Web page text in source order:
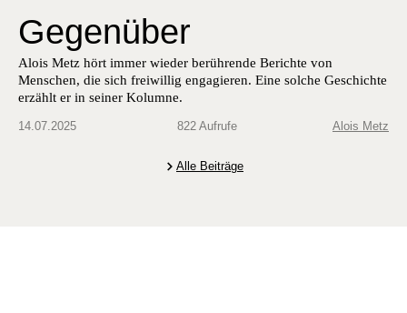
Gegenüber
Alois Metz hört immer wieder berührende Berichte von
Menschen, die sich freiwillig engagieren. Eine solche Geschichte
erzählt er in seiner Kolumne.
14.07.2025 822 Aufrufe Alois Metz
Alle Beiträge